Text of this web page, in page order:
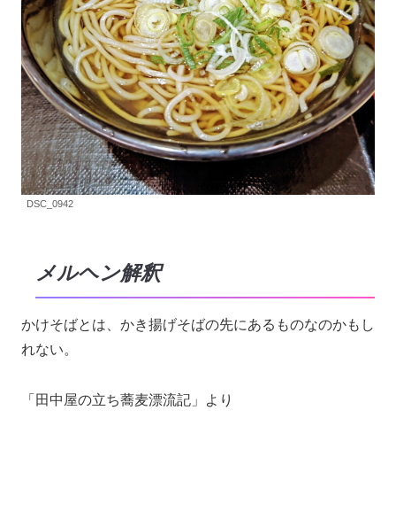
DSC_0942
メルヘン解釈
かけそばとは、かき揚げそばの先にあるものなのかもし
れない。
「田中屋の立ち蕎麦漂流記」より